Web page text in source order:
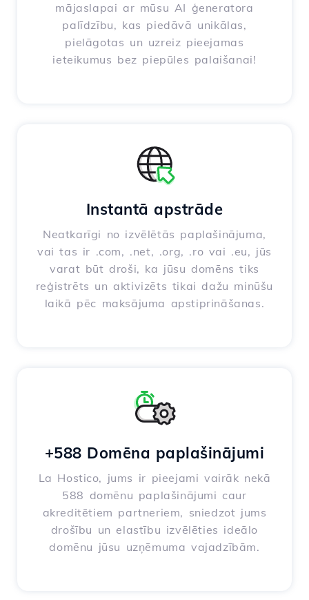
mājaslapai ar mūsu AI ģeneratora
palīdzību, kas piedāvā unikālas,
pielāgotas un uzreiz pieejamas
ieteikumus bez piepūles palaišanai!
Instantā apstrāde
Neatkarīgi no izvēlētās paplašinājuma,
vai tas ir .com, .net, .org, .ro vai .eu, jūs
varat būt droši, ka jūsu domēns tiks
reģistrēts un aktivizēts tikai dažu minūšu
laikā pēc maksājuma apstiprināšanas.
+588 Domēna paplašinājumi
La Hostico, jums ir pieejami vairāk nekā
588 domēnu paplašinājumi caur
akreditētiem partneriem, sniedzot jums
drošību un elastību izvēlēties ideālo
domēnu jūsu uzņēmuma vajadzībām.